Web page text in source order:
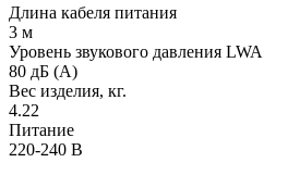
Длина кабеля питания
3 м
Уровень звукового давления LWA
80 дБ (A)
Вес изделия, кг.
4.22
Питание
220-240 В